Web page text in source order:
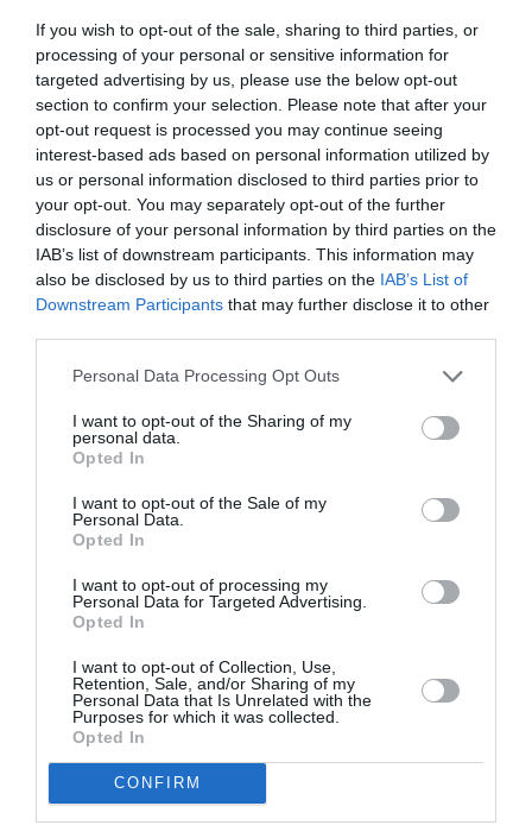
If you wish to opt-out of the sale, sharing to third parties, or
processing of your personal or sensitive information for
targeted advertising by us, please use the below opt-out
section to confirm your selection. Please note that after your
opt-out request is processed you may continue seeing
interest-based ads based on personal information utilized by
us or personal information disclosed to third parties prior to
your opt-out. You may separately opt-out of the further
disclosure of your personal information by third parties on the
IAB’s list of downstream participants. This information may
also be disclosed by us to third parties on the IAB’s List of
Downstream Participants that may further disclose it to other
Personal Data Processing Opt Outs
I want to opt-out of the Sharing of my
personal data.
Opted In
I want to opt-out of the Sale of my
Personal Data.
Opted In
I want to opt-out of processing my
Personal Data for Targeted Advertising.
Opted In
I want to opt-out of Collection, Use,
Retention, Sale, and/or Sharing of my
Personal Data that Is Unrelated with the
Purposes for which it was collected.
Opted In
CONFIRM
μάθετε πρώτοι όλες τις ειδήσεις
Δείτε όλα τατελευταία νέαγια την Τέχνη και τον
Πολιτισμό στοCulturenow.gr
Νέοι Διαγωνισμοί❯
Tags
ΓΚΑΛΕΡΙ ΤΕΧΝΗΣ - ΑΙΘΟΥΣΕΣ ΤΕΧΝΗΣ
ΔΩΡΕΑΝ ΕΚΔΗΛΩΣΕΙΣ
ΖΩΓΡΑΦΙΚΗ ΖΩΓΡΑΦΟΣ
Newsletter
Κάθε βδομάδα στο e-mail σας τα τελευταία νέα για
την Τέχνη και τον Πολιτισμό!
Ακολουθήστε το Culturenow.gr
Σχετικά Άρθρα